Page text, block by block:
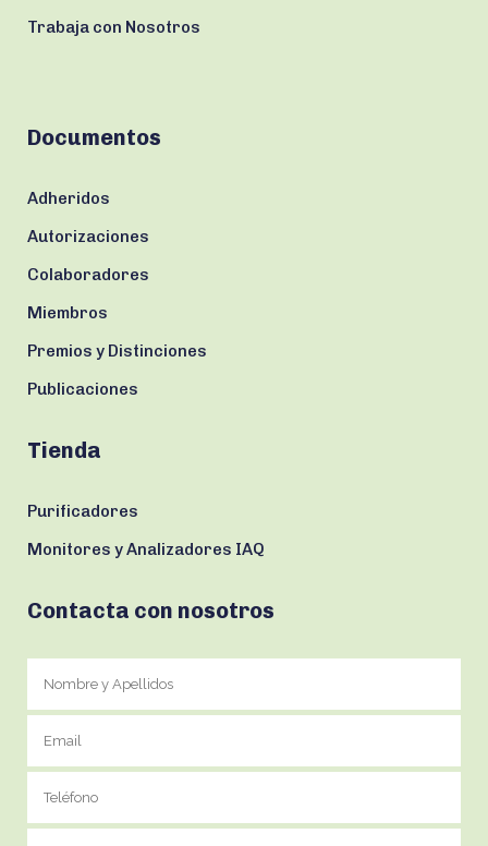
Trabaja con Nosotros
Documentos
Adheridos
Autorizaciones
Colaboradores
Miembros
Premios y Distinciones
Publicaciones
Tienda
Purificadores
Monitores y Analizadores IAQ
Contacta con nosotros